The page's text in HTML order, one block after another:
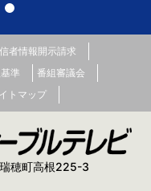
者情報開示請求
準
番組審議会
トマップ
穂町高根225-3